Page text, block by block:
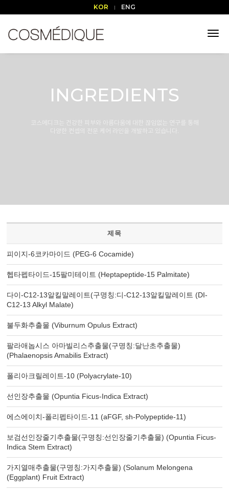
KOR ENG
INGREDIENTS
코스메디크는 건강한 피부와 아름다움에 대한 끊임없는 연구를 통해
다양한 컨셉의 전문 케어 라인을 개발하고 있습니다.
제목
피이지-6코카마이드 (PEG-6 Cocamide)
헵타펩타이드-15팔미테이트 (Heptapeptide-15 Palmitate)
다이-C12-13알킬말레이트(구명칭:디-C12-13알킬말레이트 (DI-
C12-13 Alkyl Malate)
불두화추출물 (Viburnum Opulus Extract)
팔라애놉시스 아마빌리스추출물(구명칭:달난초추출물)
(Phalaenopsis Amabilis Extract)
폴리아크릴레이트-10 (Polyacrylate-10)
선인장추출물 (Opuntia Ficus-Indica Extract)
에스에이치-폴리펩타이드-11 (aFGF, sh-Polypeptide-11)
보검선인장줄기추출물(구명칭:선인장줄기추출물) (Opuntia Ficus-
Indica Stem Extract)
가지열매추출물(구명칭:가지추출물) (Solanum Melongena
(Eggplant) Fruit Extract)